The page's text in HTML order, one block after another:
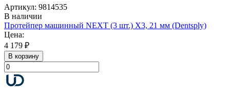
Артикул: 9814535
В наличии
Протейпер машинный NEXT (3 шт.) Х3, 21 мм (Dentsply)
Цена:
4 179 ₽
В корзину